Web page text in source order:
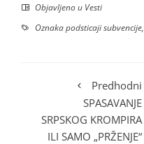
Objavljeno u Vesti
Oznakapodsticaji subvencije,
Predhodni
SPASAVANJE
SRPSKOG KROMPIRA
ILI SAMO „PRŽENJE“